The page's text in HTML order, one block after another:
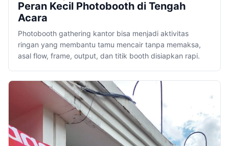
Peran Kecil Photobooth di Tengah
Acara
Photobooth gathering kantor bisa menjadi aktivitas
ringan yang membantu tamu mencair tanpa memaksa,
asal flow, frame, output, dan titik booth disiapkan rapi.